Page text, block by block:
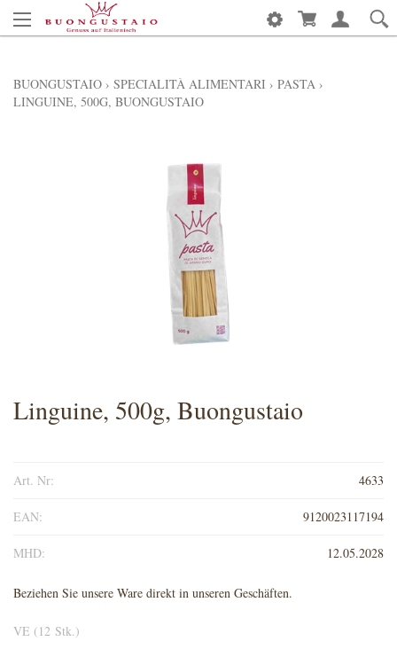
BUONGUSTAIO › SPECIALITÀ ALIMENTARI › PASTA ›
LINGUINE, 500G, BUONGUSTAIO
Linguine, 500g, Buongustaio
Art. Nr: 4633
EAN: 9120023117194
MHD: 12.05.2028
Beziehen Sie unsere Ware direkt in unseren Geschäften.
VE (12 Stk.)